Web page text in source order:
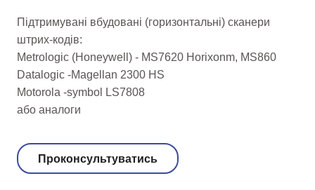
Підтримувані вбудовані (горизонтальні) сканери
штрих-кодів:
Metrologic (Honeywell) - MS7620 Horixonm, MS860
Datalogic -Magellan 2300 HS
Motorola -symbol LS7808
або аналоги
Проконсультуватись